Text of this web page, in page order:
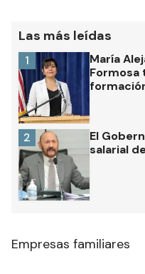
Las más leídas
María
Formosa
1
El
salarial
2
Empresas familiares